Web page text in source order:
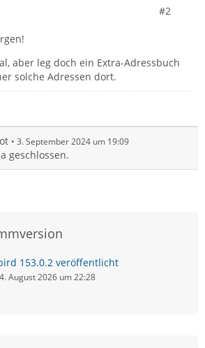
#2
aber leg doch ein Extra-Adressbuch
solche Adressen dort.
3. September 2024 um 19:09
geschlossen.
153.0.2 veröffentlicht
4. August 2026 um 22:28